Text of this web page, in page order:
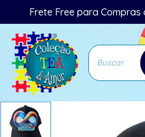
Frete Free para